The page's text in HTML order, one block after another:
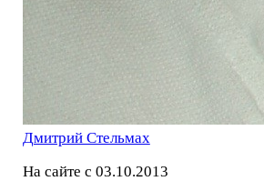
Дмитрий Стельмах
На сайте с 03.10.2013